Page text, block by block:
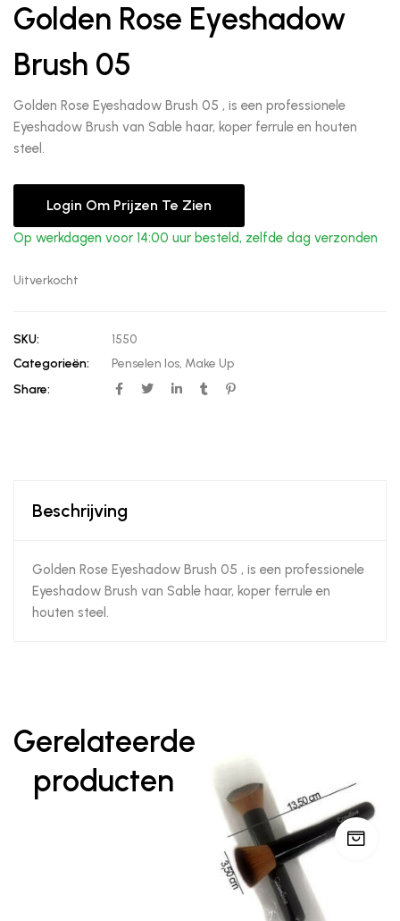
Golden Rose Eyeshadow
Brush 05
Golden Rose Eyeshadow Brush 05 , is een professionele
Eyeshadow Brush van Sable haar, koper ferrule en houten
steel.
Login Om Prijzen Te Zien
Op werkdagen voor 14:00 uur besteld, zelfde dag verzonden
Uitverkocht
SKU:
1550
Categorieën:
Penselen los, Make Up
Share:
Beschrijving
Golden Rose Eyeshadow Brush 05 , is een professionele
Eyeshadow Brush van Sable haar, koper ferrule en
houten steel.
Gerelateerde
producten